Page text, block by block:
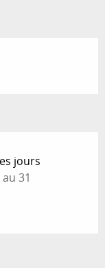
jours
31